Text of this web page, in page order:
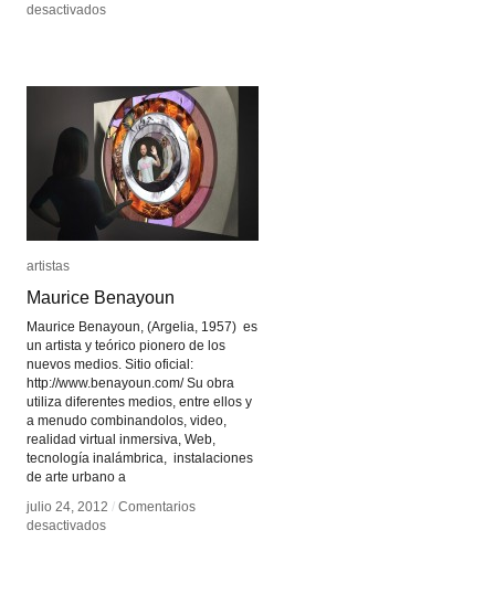
desactivadosen
arte
en
la
época
de
su
reproducibilidad
técnica
desactivadosen
arte
en
la
época
de
su
reproducibilidad
técnica
artistas
Maurice Benayoun
Maurice Benayoun, (Argelia, 1957) es
un artista y teórico pionero de los
nuevos medios. Sitio oficial:
http://www.benayoun.com/ Su obra
utiliza diferentes medios, entre ellos y
a menudo combinandolos, video,
realidad virtual inmersiva, Web,
tecnología inalámbrica, instalaciones
de arte urbano a
julio 24, 2012 / Comentarios
desactivadosen
artistas
Maurice Benayoun
julio 24, 2012 / Comentarios
desactivadosen